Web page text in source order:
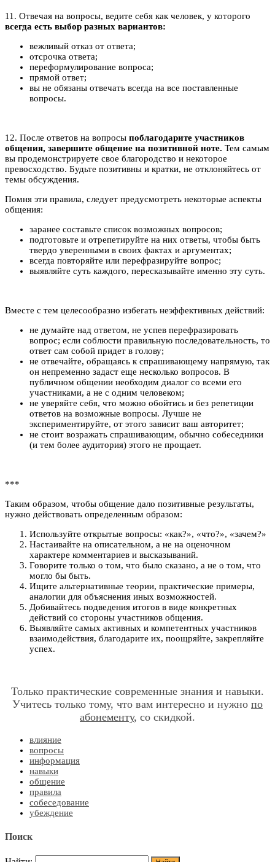
11. Отвечая на вопросы, ведите себя как человек, у которого
всегда есть выбор разных вариантов:
вежливый отказ от ответа;
отсрочка ответа;
переформулирование вопроса;
прямой ответ;
вы не обязаны отвечать всегда на все поставленные
вопросы.
12. После ответов на вопросы поблагодарите участников
общения, завершите общение на позитивной ноте. Тем самым
вы продемонстрируете свое благородство и некоторое
превосходство. Будьте позитивны и кратки, не отклоняйтесь от
темы обсуждения.
Помня эти правила, следует предусмотреть некоторые аспекты
общения:
заранее составьте список возможных вопросов;
подготовьте и отрепетируйте на них ответы, чтобы быть
твердо уверенными в своих фактах и аргументах;
всегда повторяйте или перефразируйте вопрос;
выявляйте суть каждого, пересказывайте именно эту суть.
Вместе с тем целесообразно избегать неэффективных действий:
не думайте над ответом, не успев перефразировать
вопрос; если соблюсти правильную последовательность, то
ответ сам собой придет в голову;
не отвечайте, обращаясь к спрашивающему напрямую, так
он непременно задаст еще несколько вопросов. В
публичном общении необходим диалог со всеми его
участниками, а не с одним человеком;
не уверяйте себя, что можно обойтись и без репетиции
ответов на возможные вопросы. Лучше не
экспериментируйте, от этого зависит ваш авторитет;
не стоит возражать спрашивающим, обычно собеседники
(и тем более аудитория) этого не прощает.
***
Таким образом, чтобы общение дало позитивные результаты,
нужно действовать определенным образом:
Используйте открытые вопросы: «как?», «что?», «зачем?»
Настаивайте на описательном, а не на оценочном
характере комментариев и высказываний.
Говорите только о том, что было сказано, а не о том, что
могло бы быть.
Ищите альтернативные теории, практические примеры,
аналогии для объяснения иных возможностей.
Добивайтесь подведения итогов в виде конкретных
действий со стороны участников общения.
Выявляйте самых активных и компетентных участников
взаимодействия, благодарите их, поощряйте, закрепляйте
успех.
Только практические современные знания и навыки.
Учитесь только тому, что вам интересно и нужно по
абонементу, со скидкой.
влияние
вопросы
информация
навыки
общение
правила
собеседование
убеждение
Поиск